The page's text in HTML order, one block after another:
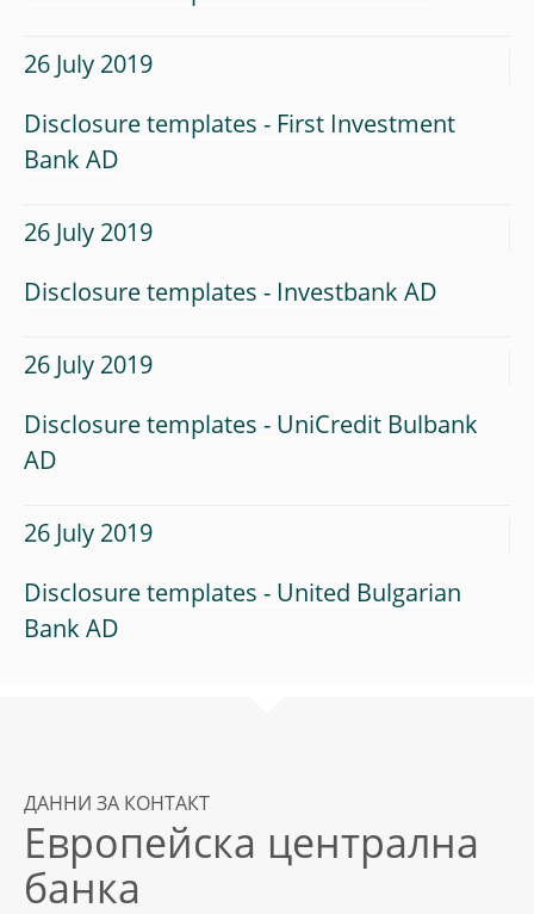
26 July 2019
Disclosure templates - First Investment
Bank AD
26 July 2019
Disclosure templates - Investbank AD
26 July 2019
Disclosure templates - UniCredit Bulbank
AD
26 July 2019
Disclosure templates - United Bulgarian
Bank AD
ДАННИ ЗА КОНТАКТ
Европейска централна
банка